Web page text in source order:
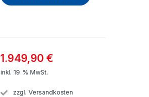
1.949,90 €
inkl. 19 % MwSt.
zzgl. Versandkosten